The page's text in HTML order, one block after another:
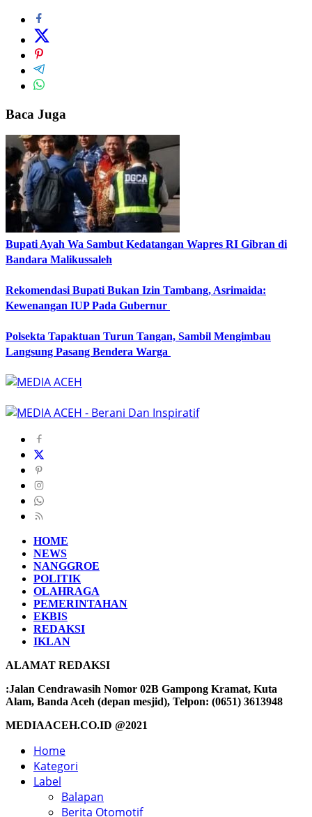
Baca Juga
Bupati Ayah Wa Sambut Kedatangan Wapres RI Gibran di
Bandara Malikussaleh
Rekomendasi Bupati Bukan Izin Tambang, Asrimaida:
Kewenangan IUP Pada Gubernur
Polsekta Tapaktuan Turun Tangan, Sambil Mengimbau
Langsung Pasang Bendera Warga
HOME
NEWS
NANGGROE
POLITIK
OLAHRAGA
PEMERINTAHAN
EKBIS
REDAKSI
IKLAN
ALAMAT REDAKSI
:Jalan Cendrawasih Nomor 02B Gampong Kramat, Kuta
Alam, Banda Aceh (depan mesjid), Telpon: (0651) 3613948
MEDIAACEH.CO.ID @2021
Home
Kategori
Label
Balapan
Berita Otomotif